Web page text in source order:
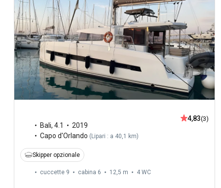
Bali, 4.1
2019
Capo d'Orlando (Lipari : a 40,1 km)
4,83(3)
Skipper opzionale
cuccette 9 cabina 6 12,5 m 4 WC